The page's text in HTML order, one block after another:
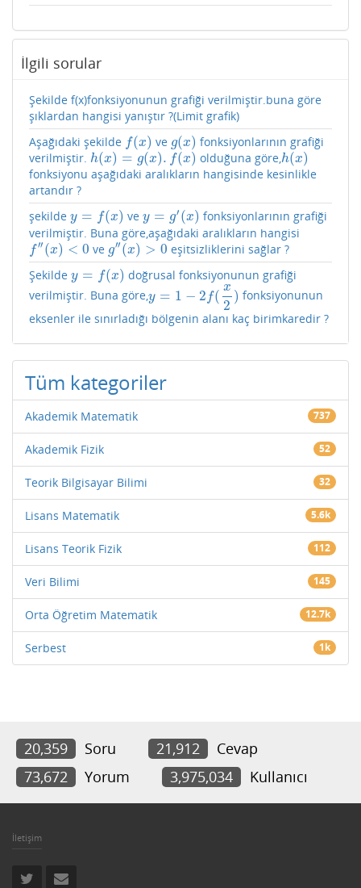
İlgili sorular
Şekilde f(x)fonksiyonunun grafiği verilmiştir.buna göre
şıklardan hangisi yanıştır ?(Limit grafik)
Aşağıdaki şekilde f(x)
f(x) ve g(x)
g(x)
fonksiyonlarının grafiği
verilmiştir. h(x) = g(x). f(x)
h(x)= (x) f(x) olduğuna göre,h(x)
h(x)
fonksiyonu aşağıdaki aralıkların hangisinde kesinlikle
artandır ?
şekilde y = f(x)
y= f(x ve y = g′ (x)
y= g′( x)
fonksiyonlarının grafiği
verilmiştir. Buna göre,aşağıdaki aralıkların hangisi
f′′ (x) < 0
f″(x)<0 ve g′′ (x) > 0
g″(x)>0
eşitsizliklerini sağlar ?
Şekilde y = f(x)
y= f(x
doğrusal fonksiyonunun grafiği
verilmiştir. Buna göre,y = 1 − 2 f( x
2
)
y= 1− 2f (x2 )
fonksiyonunun
eksenler ile sınırladığı bölgenin alanı kaç birimkaredir ?
Tüm kategoriler
Akademik Matematik 737
Akademik Fizik 52
Teorik Bilgisayar Bilimi 32
Lisans Matematik 5.6k
Lisans Teorik Fizik 112
Veri Bilimi 145
Orta Öğretim Matematik 12.7k
Serbest 1k
20,359 Soru 21,912
Cevap
73,672
Yorum 3,975,034 Kullanıcı
İletişim